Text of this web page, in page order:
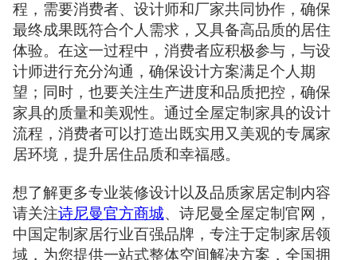
程，需要消费者、设计师和厂家共同协作，确保
最终成果既符合个人需求，又具备高品质的居住
体验。在这一过程中，消费者应积极参与，与设
计师进行充分沟通，确保设计方案满足个人期
望；同时，也要关注生产进度和品质把控，确保
家具的质量和美观性。通过全屋定制家具的设计
流程，消费者可以打造出既实用又美观的专属家
居环境，提升居住品质和幸福感。
想了解更多专业装修设计以及品质家居定制内容
请关注诗尼曼官方商城、诗尼曼全屋定制官网，
中国定制家居行业百强品牌，专注于定制家居领
域，为您提供一站式整体空间解决方案，全国拥